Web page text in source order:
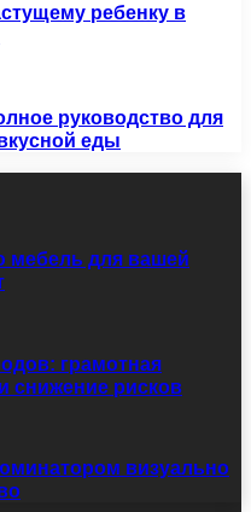
ребенку в
руководство для
еды
мебель для вашей
грамотная
снижение рисков
визуально